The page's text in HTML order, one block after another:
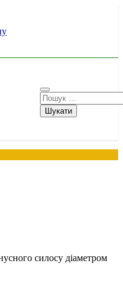
Пошук:
силосу діаметром